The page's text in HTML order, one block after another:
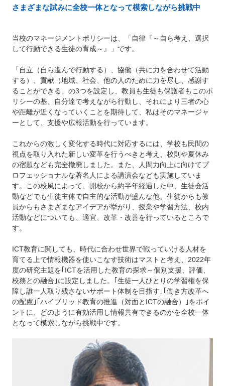
さまざまな試みに全校一体となって模索しながら挑戦中
当校のマネージメントポリシーは、「自律『～自ら考え、選択
して行動できる生徒の育成～』」です。
「自立（自ら進んで行動する）、協働（共に力を合わせて活動
する）、貢献（地域、社会、他の人のために力を尽し、感謝す
ることができる」の3つを設定し、教員も生徒も保護者もこのポ
リシーの基、自分達で考えながら行動し、それにより三者の心
や距離が近くなっていくことを期待して、私はそのマネージャ
ーとして、支援や広報活動を行っています。
これからの激しく変化する時代に対応するには、学校も民間の
視点を取り入れた新しい変革を行うべきと考え、校則や夏休み
の宿題なども完全撤廃しました。また、人間力向上に向けてプ
ロフェッショナルな著名人による講演会なども実施していま
す。この校風によって、開校から約半年経過した中、生徒会活
動などでも生徒主体で自主的な活動が盛んな他、生徒からも教
員からもさまざまなアイデアが挙がり、授業や学習方法、校内
活動などについても、適宜、改革・改善を行っているところで
す。
ICT教育に関しても、時代に合わせ世界で戦っていける人材を
育てる上で情報機器を使いこなす技術はマストと考え、2022年
度の研究主題を｢ICTを活用した教育の探求～個別支援、評価、
校務との融合｣に設定しました。｢生徒一人ひとりの学習権を保
障し誰一人取り残さないサポート体制を目指す｣｢働き方改革へ
の配慮｣｢ハイブリッド教育の推進（対面とICTの融合）｣をポイ
ントに、どのように有効活用し情報共有できるのかを全校一体
となって模索しながら挑戦中です。